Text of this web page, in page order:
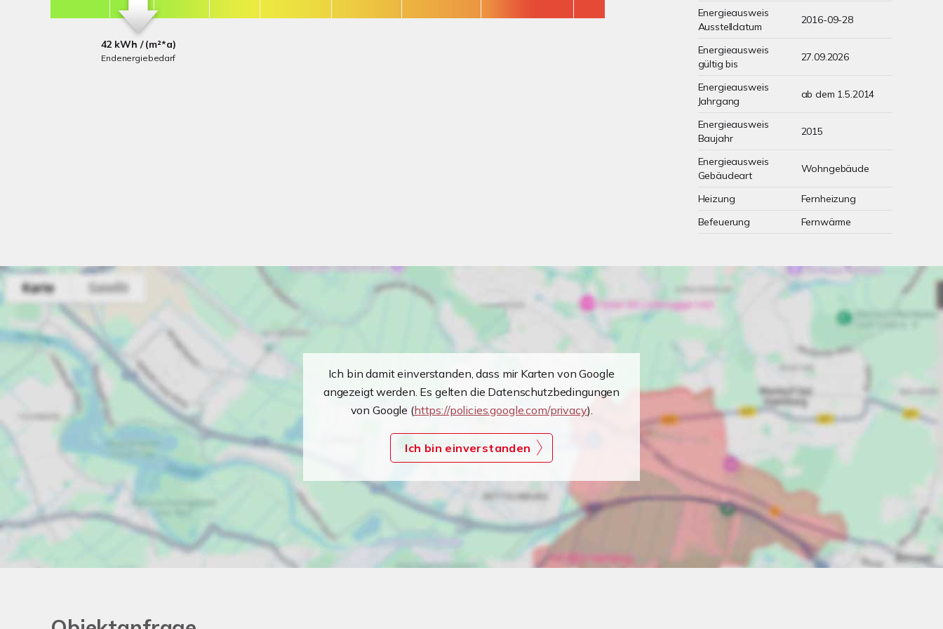
42 kWh / (m²*a)
Endenergiebedarf
Energieausweis
Ausstelldatum
2016-09-28
Energieausweis
gültig bis
27.09.2026
Energieausweis
Jahrgang
ab dem 1.5.2014
Energieausweis
Baujahr
2015
Energieausweis
Gebäudeart
Wohngebäude
Heizung
Fernheizung
Befeuerung
Fernwärme
Ich bin damit einverstanden, dass mir Karten von Google
angezeigt werden. Es gelten die Datenschutzbedingungen
von Google (https://policies.google.com/privacy).
Ich bin einverstanden